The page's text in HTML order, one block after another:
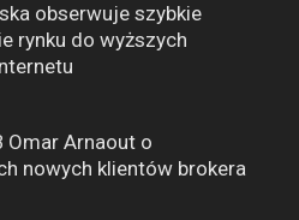
obserwuje szybkie
rynku do wyższych
Omar Arnaout o
nowych klientów brokera